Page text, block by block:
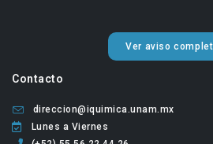
Ver aviso
Contacto
direccion@iquimica.unam.mx
Lunes a Viernes